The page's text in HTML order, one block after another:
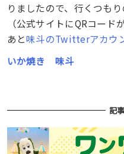
りましたので、行くつも
（公式サイトにQRコード
あと味斗のTwitterアカウ
いか焼き 味斗
記